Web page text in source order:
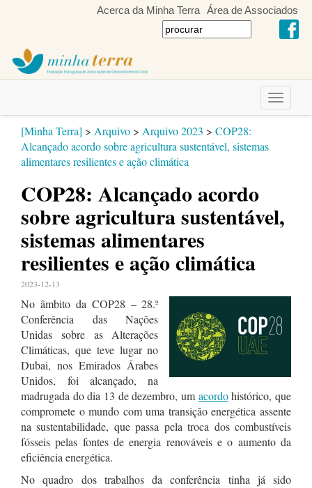
Acerca da Minha Terra Área de Associados
Toggle
[Minha Terra] > Arquivo > Arquivo 2023 > COP28:
Alcançado acordo sobre agricultura sustentável, sistemas
alimentares resilientes e ação climática
COP28: Alcançado acordo
sobre agricultura sustentável,
sistemas alimentares
resilientes e ação climática
2023-12-13
No âmbito da COP28 – 28.ª
Conferência das Nações
Unidas sobre as Alterações
Climáticas, que teve lugar no
Dubai, nos Emirados Árabes
Unidos,foi alcançado, na
madrugada do dia 13 de dezembro, um acordohistórico, que
compromete o mundo com uma transição energética assente
na sustentabilidade, que passa pela troca dos combustíveis
fósseis pelas fontes de energia renováveis e o aumento da
eficiência energética.
No quadro dos trabalhos da conferência tinha já sido